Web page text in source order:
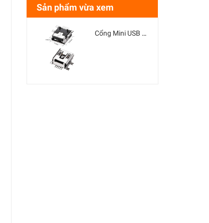
Sản phẩm vừa xem
Cổng Mini USB 5P SMD Chân Dán